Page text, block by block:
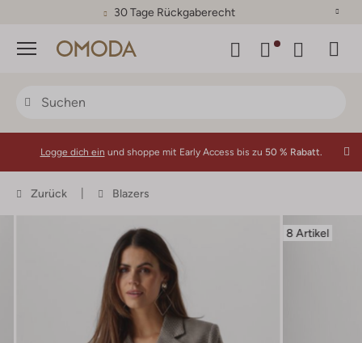
30 Tage Rückgaberecht
Menü
Logge dich ein und shoppe mit Early Access bis zu 50 % Rabatt.
Zurück Blazers
8 Artikel